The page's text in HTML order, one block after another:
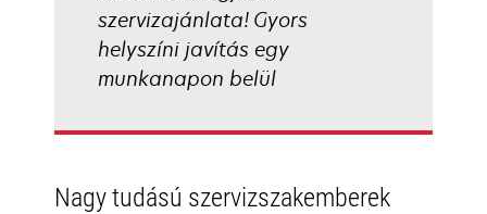
szervizajánlata! Gyors
helyszíni javítás egy
munkanapon belül
Nagy tudású szervizszakemberek